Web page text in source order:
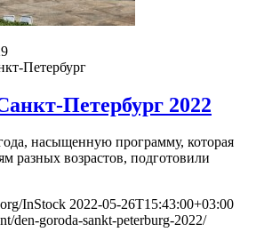
Петербург
Петербург 2022
насыщенную программу, которая
разных возрастов, подготовили
InStock 2022-05-26T15:43:00+03:00
den-goroda-sankt-peterburg-2022/